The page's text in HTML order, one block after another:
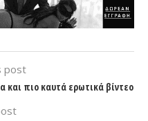
post
πιο καυτά ερωτικά βίντεο